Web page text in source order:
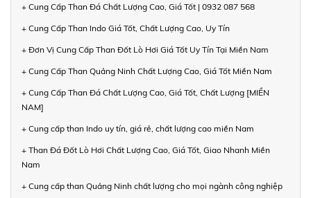
+ Cung Cấp Than Đá Chất Lượng Cao, Giá Tốt | 0932 087 568
+ Cung Cấp Than Indo Giá Tốt, Chất Lượng Cao, Uy Tín
+ Đơn Vị Cung Cấp Than Đốt Lò Hơi Giá Tốt Uy Tín Tại Miền Nam
+ Cung Cấp Than Quảng Ninh Chất Lượng Cao, Giá Tốt Miền Nam
+ Cung Cấp Than Đá Chất Lượng Cao, Giá Tốt, Chất Lượng [MIỀN
NAM]
+ Cung cấp than Indo uy tín, giá rẻ, chất lượng cao miền Nam
+ Than Đá Đốt Lò Hơi Chất Lượng Cao, Giá Tốt, Giao Nhanh Miền
Nam
+ Cung cấp than Quảng Ninh chất lượng cho mọi ngành công nghiệp